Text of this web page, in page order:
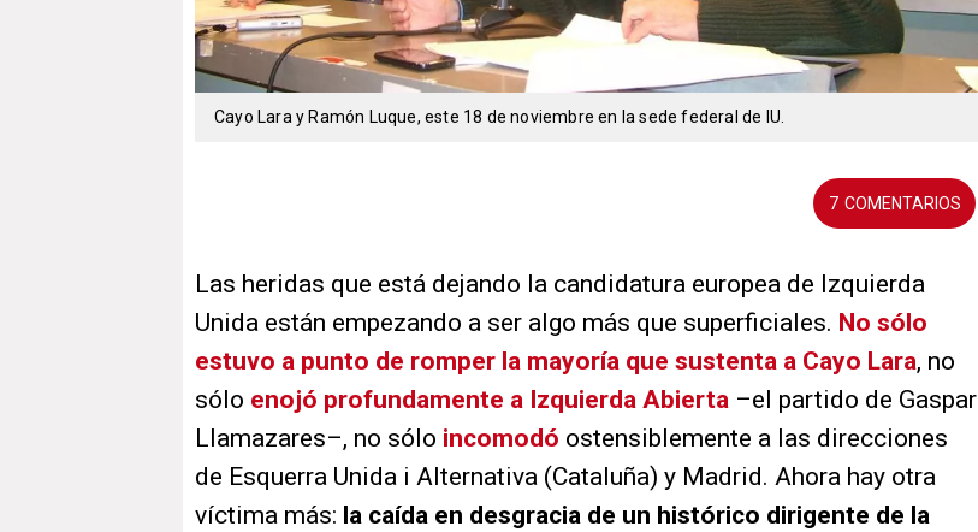
Cayo Lara y Ramón Luque, este 18 de noviembre en la sede federal de IU.
7
Las heridas que está dejando la candidatura europea de Izquierda
Unida están empezando a ser algo más que superficiales. No sólo
estuvo a punto de romper la mayoría que sustenta a Cayo Lara, no
sólo enojó profundamente a Izquierda Abierta –el partido de Gaspar
Llamazares–, no sólo incomodó ostensiblemente a las direcciones
de Esquerra Unida i Alternativa (Cataluña) y Madrid. Ahora hay otra
víctima más: la caída en desgracia de un histórico dirigente de la